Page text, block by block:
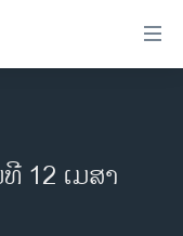
12 ເມສາ